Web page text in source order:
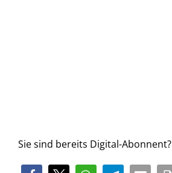
Sie sind bereits Digital-Abonnent?